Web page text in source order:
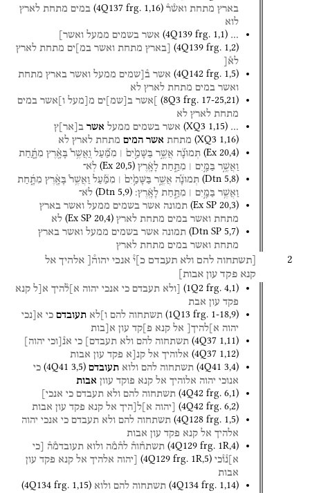
בארץ מתחת ואש֯ר֯ (4Q137 frg. 1,16) במים מתחת לארץ
לוא
…
(4Q139 frg. 1,1) אשר בשמים ממעל ואשר]
(4Q139 frg. 1,2) [בארץ מתחת ואשר במ]ים מתחת לארץ
לא֯[
(4Q142 frg. 1,5) אשר ב֯[שמים ממעל ואשר בארץ מתחת
ואשר במים מתחת לארץ לא
(8Q3 frg. 17-25,21) ]אשר ב שמ ים מ[מעל ו]אשר במים
מתחת לארץ לא
…
(XQ3 1,15) אשר בשמים ממעל אשר ב אר ץ
(XQ3 1,16) מתחת אשר המים מתחת לארץ לא
(Ex 20,4) תְּמוּנָ֡֔ה אֲשֶׁ֤֣ר בַּשָּׁמַ֣֙יִם֙ ׀ מִמַּ֡֔עַל וֽ͏ַאֲשֶׁ֥ר֩ בָּאָ֖֨רֶץ מִתָּ֑͏ַ֜חַת
וַאֲשֶׁ֥֣ר בַּמַּ֖֣יִם ׀ מִתַּ֥֣חַת לָאָֽ֗רֶץ (Ex 20,5) לֹֽא־
(Dtn 5,8) תְּמוּנָ֔֡ה אֲשֶׁ֤֣ר בַּשָּׁמַ֣֙יִם֙ ׀ מִמַּ֔֡עַל וַאֲשֶׁ֥ר֩ בָּאָ֖֨רֶץ מִתָּ֑֜חַת
וַאֲשֶׁ֥ר בַּמַּ֖֣יִם ׀ מִתַּ֥֣חַת לָאָֽ֗רֶץ׃ (Dtn 5,9) לֹא־
(Ex SP 20,3) תמונה אשר בשמים ממעל ואשר בארץ
מתחת ואשר במים מתחת לארץ (Ex SP 20,4) לא
(Dtn SP 5,7) תמונה אשר בשמים ממעל ואשר בארץ
מתחת ואשר במים מתחת לארץ
2 [תשתחוה להם ולא תעבדם כ]י֯ אנכי יהוה֯[ אלהיך אל
קנא פקד עון אבות]
(1Q2 frg. 4,1) [ולא תעבדם כי אנכי יהוה א]ל֯היך א[ל קנא
פקד עון אבת
(1Q13 frg. 1-18,9) תשתחוה להם ו]לא תעובדם כי א[נכי
יהוה א]להיך[ אל קנא פ]קד עון א[בות
(4Q37 1,11) תשתחוה להם ולא תעבדם] כי אנ֯[וכי יהוה]
(4Q37 1,12) אלוהיך אל קנ[א פקד עון אבות
(4Q41 3,4) תשתחוה להם ולוא תעובדם (4Q41 3,5)
כי
אנוכי יהוה אלוהיך אל קנא פוקד עוון אבות
(4Q42 frg. 6,1) תשתחוה להם ולא תעבדם כי אנכי]
(4Q42 frg. 6,2) [יהוה א]ל[היך אל קנא פקד עון אבות
(4Q128 frg. 1,5) תשתחוה להם ולא תעבדם כי אנכי יהוה
אלהיך אל קנא פקד עון אבות
(4Q129 frg. 1R,4) תשתח֯וה֯ לה֯מ֯ה ולוא תעובדמ֯ה֯
[כי
א]נ֯ו֯כי
(4Q129 frg. 1R,5) [יהוה אלהיך אל קנא פקד עון
אבות
(4Q134 frg. 1,14) תשתחוה להם ולוא (4Q134 frg. 1,15)